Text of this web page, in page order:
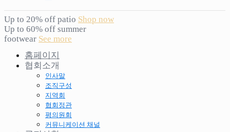
Up to 20% off patio Shop now
Up to 60% off summer
footwear See more
홈페이지
협회소개
인사말
조직구성
지역회
협회정관
평의원회
커뮤니케이션 채널